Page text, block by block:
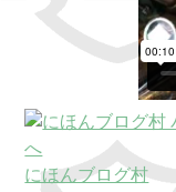
にほんブログ村